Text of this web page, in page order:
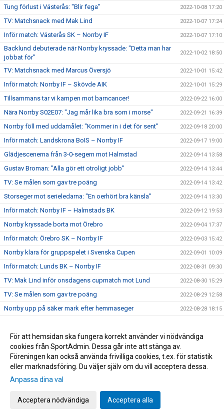
Tung förlust i Västerås: "Blir fega" 2022-10-08 17:20
TV: Matchsnack med Mak Lind 2022-10-07 17:24
Inför match: Västerås SK – Norrby IF 2022-10-07 17:10
Backlund debuterade när Norrby kryssade: "Detta man har
jobbat för"
2022-10-02 18:50
TV: Matchsnack med Marcus Översjö 2022-10-01 15:42
Inför match: Norrby IF – Skövde AIK 2022-10-01 15:29
Tillsammans tar vi kampen mot barncancer! 2022-09-22 16:00
Nära Norrby S02E07: "Jag mår lika bra som i morse" 2022-09-21 16:39
Norrby föll med uddamålet: "Kommer in i det för sent" 2022-09-18 20:00
Inför match: Landskrona BoIS – Norrby IF 2022-09-17 19:00
Glädjescenerna från 3-0-segern mot Halmstad 2022-09-14 13:58
Gustav Broman: "Alla gör ett otroligt jobb" 2022-09-14 13:44
TV: Se målen som gav tre poäng 2022-09-14 13:42
Storseger mot serieledarna: "En oerhört bra känsla" 2022-09-14 13:30
Inför match: Norrby IF – Halmstads BK 2022-09-12 19:53
Norrby kryssade borta mot Örebro 2022-09-04 17:37
Inför match: Örebro SK – Norrby IF 2022-09-03 15:42
Norrby klara för gruppspelet i Svenska Cupen 2022-09-01 10:09
Inför match: Lunds BK – Norrby IF 2022-08-31 09:30
TV: Mak Lind inför onsdagens cupmatch mot Lund 2022-08-30 15:29
TV: Se målen som gav tre poäng 2022-08-29 12:58
Norrby upp på säker mark efter hemmaseger 2022-08-28 18:15
Inför match: Norrby IF – AFC Eskilstuna 2022-08-27 17:29
Klubbchef David Kryssman: "En Norrbyit ger sig aldrig" 2022-08-25 15:06
Lunkan efter förlusten mot ÖIS: "Vi hade ett väldigt bra
2022-08-24 07:37
TV: Översjös tankar inför tisdagens bortamatch
Inför match: Örgryte IS – Norrby IF
För att hemsidan ska fungera korrekt använder vi nödvändiga
cookies från SportAdmin. Dessa går inte att stänga av.
Föreningen kan också använda frivilliga cookies, t.ex. för statistik
eller marknadsföring. Du väljer själv om du vill acceptera dessa.
Anpassa dina val
Acceptera nödvändiga Acceptera alla